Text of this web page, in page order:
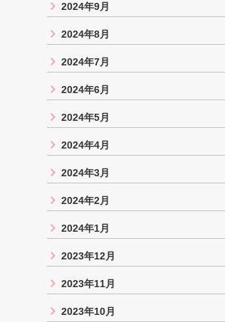
2024年9月
2024年8月
2024年7月
2024年6月
2024年5月
2024年4月
2024年3月
2024年2月
2024年1月
2023年12月
2023年11月
2023年10月